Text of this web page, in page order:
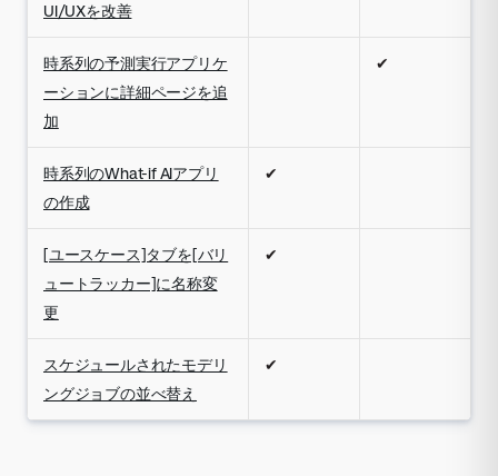
UI/UXを改善
時系列の予測実行アプリケ
ーションに詳細ページを追
加
✔
時系列のWhat-if AIアプリ
の作成
✔
[ユースケース]タブを[バリ
ュートラッカー]に名称変
更
✔
スケジュールされたモデリ
ングジョブの並べ替え
✔